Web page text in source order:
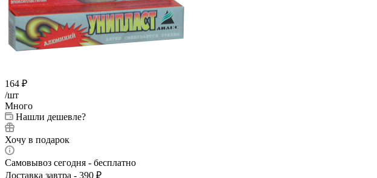
164 ₽
/шт
Много
Нашли дешевле?
Хочу в подарок
Самовывоз сегодня - бесплатно
Доставка завтра - 390 ₽